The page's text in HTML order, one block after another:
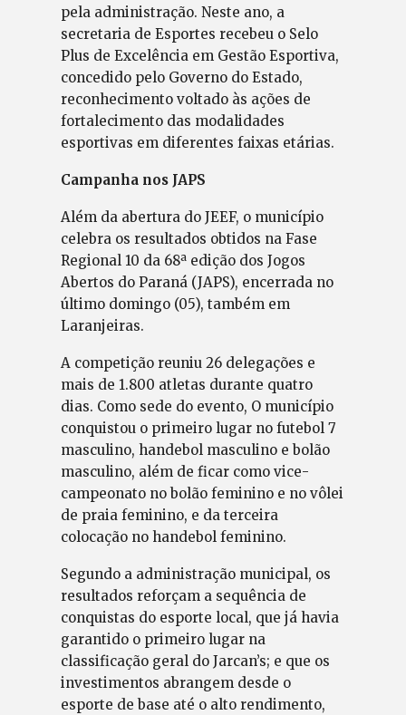
pela administração. Neste ano, a
secretaria de Esportes recebeu o Selo
Plus de Excelência em Gestão Esportiva,
concedido pelo Governo do Estado,
reconhecimento voltado às ações de
fortalecimento das modalidades
esportivas em diferentes faixas etárias.
Campanha nos JAPS
Além da abertura do JEEF, o município
celebra os resultados obtidos na Fase
Regional 10 da 68ª edição dos Jogos
Abertos do Paraná (JAPS), encerrada no
último domingo (05), também em
Laranjeiras.
A competição reuniu 26 delegações e
mais de 1.800 atletas durante quatro
dias. Como sede do evento, O município
conquistou o primeiro lugar no futebol 7
masculino, handebol masculino e bolão
masculino, além de ficar como vice-
campeonato no bolão feminino e no vôlei
de praia feminino, e da terceira
colocação no handebol feminino.
Segundo a administração municipal, os
resultados reforçam a sequência de
conquistas do esporte local, que já havia
garantido o primeiro lugar na
classificação geral do Jarcan’s; e que os
investimentos abrangem desde o
esporte de base até o alto rendimento,